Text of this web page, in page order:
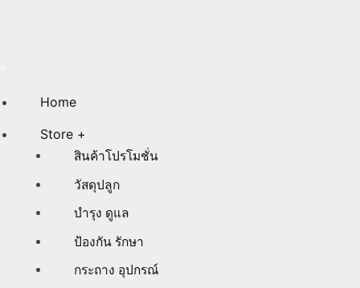
Home
Store +
สินค้าโปรโมชั่น
วัสดุปลูก
บำรุง ดูแล
ป้องกัน รักษา
กระถาง อุปกรณ์